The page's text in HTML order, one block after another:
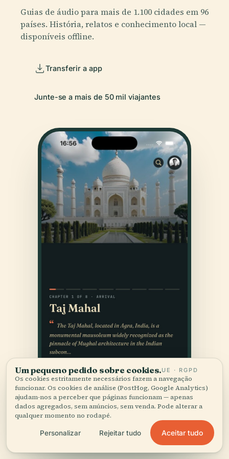
Guias de áudio para mais de 1.100 cidades em 96
países. História, relatos e conhecimento local —
disponíveis offline.
Transferir a app
Junte-se a mais de 50 mil viajantes
Um pequeno pedido sobre cookies.UE · RGPD
Os cookies estritamente necessários fazem a navegação
funcionar. Os cookies de análise (PostHog, Google Analytics)
ajudam-nos a perceber que páginas funcionam — apenas
dados agregados, sem anúncios, sem venda. Pode alterar a
qualquer momento no rodapé.
Personalizar Rejeitar tudo Aceitar tudo